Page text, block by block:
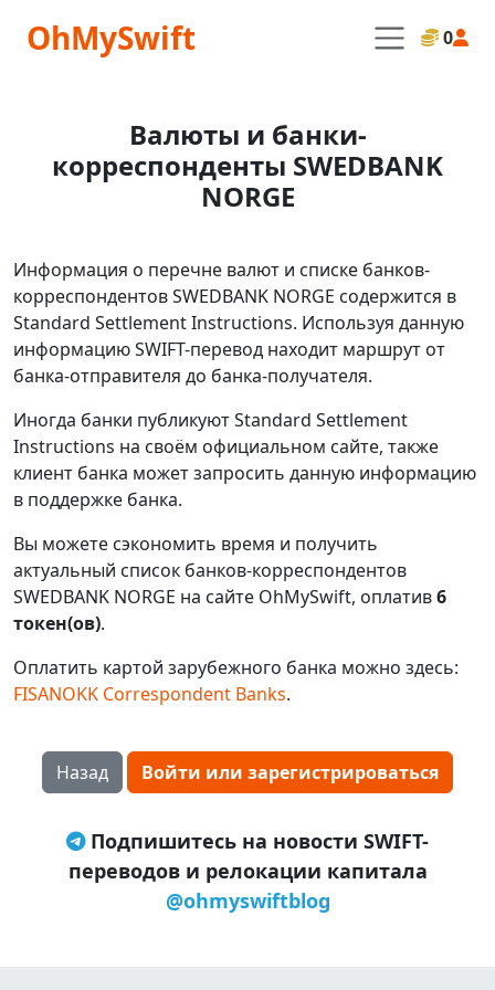
OhMySwift 0
Валюты и банки-
корреспонденты SWEDBANK
NORGE
Информация о перечне валют и списке банков-
корреспондентов SWEDBANK NORGE содержится в
Standard Settlement Instructions. Используя данную
информацию SWIFT-перевод находит маршрут от
банка-отправителя до банка-получателя.
Иногда банки публикуют Standard Settlement
Instructions на своём официальном сайте, также
клиент банка может запросить данную информацию
в поддержке банка.
Вы можете сэкономить время и получить
актуальный список банков-корреспондентов
SWEDBANK NORGE на сайте OhMySwift, оплатив6
токен(ов).
Оплатить картой зарубежного банка можно здесь:
FISANOKK Correspondent Banks.
Назад Войти или зарегистрироваться
Подпишитесь на новости SWIFT-
переводов и релокации капитала
@ohmyswiftblog